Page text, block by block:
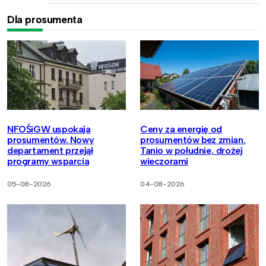
Dla prosumenta
NFOŚiGW uspokaja
prosumentów. Nowy
departament przejął
programy wsparcia
05-08-2026
Ceny za energię od
prosumentów bez zmian.
Tanio w południe, drożej
wieczorami
04-08-2026